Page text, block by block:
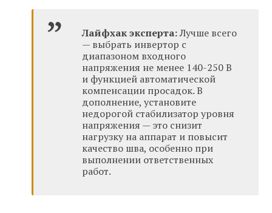
Лайфхак эксперта:Лучше всего
— выбрать инвертор с
диапазоном входного
напряжения не менее 140-250 В
и функцией автоматической
компенсации просадок. В
дополнение, установите
недорогой стабилизатор уровня
напряжения — это снизит
нагрузку на аппарат и повысит
качество шва, особенно при
выполнении ответственных
работ.